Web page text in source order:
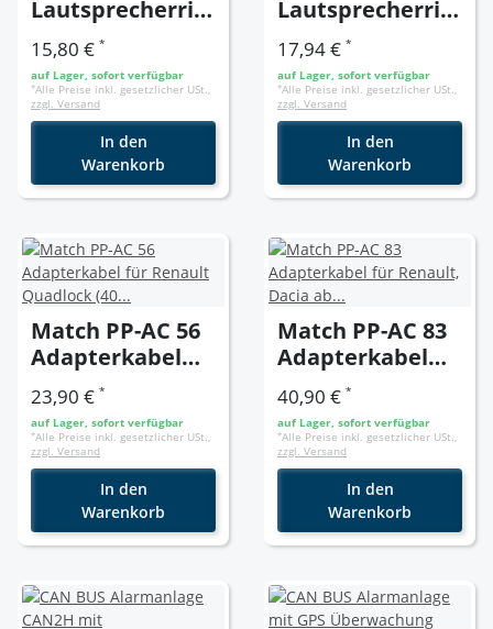
Lautsprecherrin
ge 130mm
Dacia/ Renault
Türe Front/ Tür
15,80 € *
auf Lager, sofort verfügbar
*Alle Preise inkl. gesetzlicher USt.,
zzgl. Versand
In den
Warenkorb
Lautsprecherrin
ge 165mm
Renault > Türe
Front/ Heck
17,94 € *
auf Lager, sofort verfügbar
*Alle Preise inkl. gesetzlicher USt.,
zzgl. Versand
In den
Warenkorb
Match PP-AC 56
Adapterkabel
für Renault
Quadlock (40
Pin)
23,90 € *
auf Lager, sofort verfügbar
*Alle Preise inkl. gesetzlicher USt.,
zzgl. Versand
In den
Warenkorb
Match PP-AC 83
Adapterkabel
für Renault,
Dacia ab 2012 (24
+ 12 Pin)
40,90 € *
auf Lager, sofort verfügbar
*Alle Preise inkl. gesetzlicher USt.,
zzgl. Versand
In den
Warenkorb